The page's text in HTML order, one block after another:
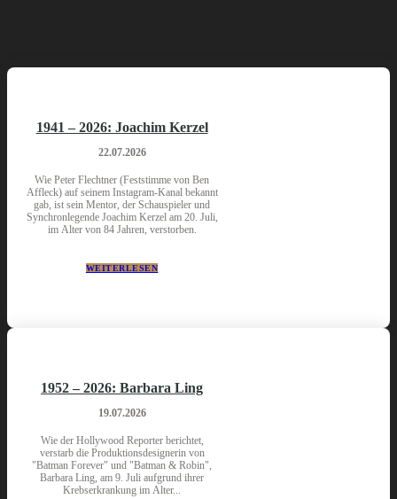
1941 – 2026: Joachim Kerzel
22.07.2026
Wie Peter Flechtner (Feststimme von Ben
Affleck) auf seinem Instagram-Kanal bekannt
gab, ist sein Mentor, der Schauspieler und
Synchronlegende Joachim Kerzel am 20. Juli,
im Alter von 84 Jahren, verstorben.
WEITERLESEN
1952 – 2026: Barbara Ling
19.07.2026
Wie der Hollywood Reporter berichtet,
verstarb die Produktionsdesignerin von
"Batman Forever" und "Batman & Robin",
Barbara Ling, am 9. Juli aufgrund ihrer
Krebserkrankung im Alter...